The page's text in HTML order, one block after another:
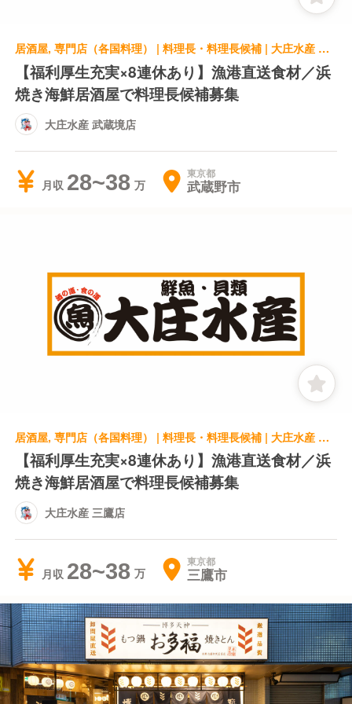
居酒屋, 専門店（各国料理） | 料理長・料理長候補 | 大庄水産 武蔵境店
【福利厚生充実×8連休あり】漁港直送食材／浜
焼き海鮮居酒屋で料理長候補募集
大庄水産 武蔵境店
月収 28~38 東京都
武蔵野市
居酒屋, 専門店（各国料理） | 料理長・料理長候補 | 大庄水産 三鷹店
【福利厚生充実×8連休あり】漁港直送食材／浜
焼き海鮮居酒屋で料理長候補募集
大庄水産 三鷹店
月収 28~38 東京都
三鷹市